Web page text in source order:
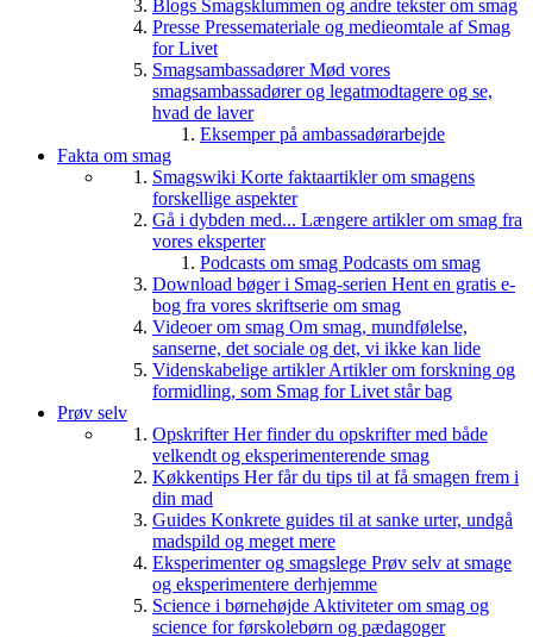
Blogs Smagsklummen og andre tekster om smag
Presse Pressemateriale og medieomtale af Smag
for Livet
SmagsambassadørerMød vores
smagsambassadører og legatmodtagere og se,
hvad de laver
Eksemper på ambassadørarbejde
Fakta om smag
Smagswiki Korte faktaartikler om smagens
forskellige aspekter
Gå i dybden med... Længere artikler om smag fra
vores eksperter
Podcasts om smag Podcasts om smag
Download bøger i Smag-serien Hent en gratis e-
bog fra vores skriftserie om smag
Videoer om smag Om smag, mundfølelse,
sanserne, det sociale og det, vi ikke kan lide
Videnskabelige artiklerArtikler om forskning og
formidling, som Smag for Livet står bag
Prøv selv
OpskrifterHer finder du opskrifter med både
velkendt og eksperimenterende smag
Køkkentips Her får du tips til at få smagen frem i
din mad
Guides Konkrete guides til at sanke urter, undgå
madspild og meget mere
Eksperimenter og smagslege Prøv selv at smage
og eksperimentere derhjemme
Science i børnehøjde Aktiviteter om smag og
science for førskolebørn og pædagoger